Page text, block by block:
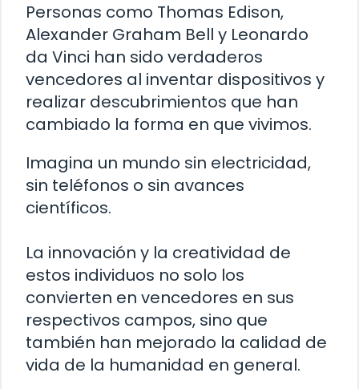
Personas como Thomas Edison,
Alexander Graham Bell y Leonardo
da Vinci han sido verdaderos
vencedores al inventar dispositivos y
realizar descubrimientos que han
cambiado la forma en que vivimos.
Imagina un mundo sin electricidad,
sin teléfonos o sin avances
científicos.
La innovación y la creatividad de
estos individuos no solo los
convierten en vencedores en sus
respectivos campos, sino que
también han mejorado la calidad de
vida de la humanidad en general.